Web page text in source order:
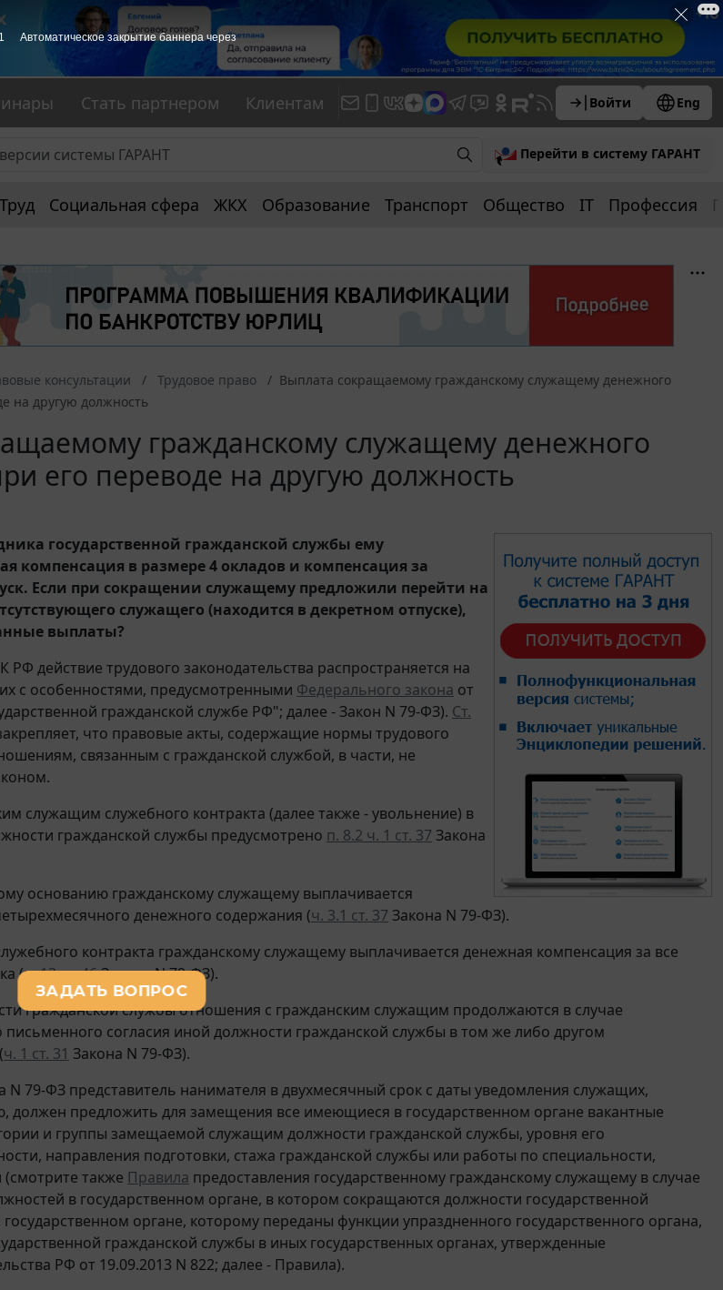
Стать партнером Клиентам Войти Eng
Перейти в систему ГАРАНТ
Труд Социальная сфера ЖКХ Образование Транспорт Общество IT Профессия
консультации Трудовое право
Выплата сокращаемому гражданскому служащему денежного
на другую должность
гражданскому служащему денежного
его переводе на другую должность
государственной гражданской службы ему
компенсация в размере 4 окладов и компенсация за
Если при сокращении служащему предложили перейти на
служащего (находится в декретном отпуске),
выплаты?
РФ действие трудового законодательства распространяется на
с особенностями, предусмотренными Федерального закона от
гражданской службе РФ"; далее - Закон N 79-ФЗ). Ст.
что правовые акты, содержащие нормы трудового
связанным с гражданской службой, в части, не
служащим служебного контракта (далее также - увольнение) в
гражданской службы предусмотрено п. 8.2 ч. 1 ст. 37 Закона
основанию гражданскому служащему выплачивается
денежного содержания (ч. 3.1 ст. 37 Закона N 79-ФЗ).
контракта гражданскому служащему выплачивается денежная компенсация за все
(ч. 13 ст. 46Закона N 79-ФЗ).
гражданской службы отношения с гражданским служащим продолжаются в случае
письменного согласия иной должности гражданской службы в том же либо другом
ч. 1 ст. 31 Закона N 79-ФЗ).
N 79-ФЗ представитель нанимателя в двухмесячный срок с даты уведомления служащих,
предложить для замещения все имеющиеся в государственном органе вакантные
и группы замещаемой служащим должности гражданской службы, уровня его
направления подготовки, стажа гражданской службы или работы по специальности,
также Правила предоставления государственному гражданскому служащему в случае
в государственном органе, в котором сокращаются должности государственной
органе, которому переданы функции упраздненного государственного органа,
гражданской службы в иных государственных органах, утвержденные
РФ от 19.09.2013 N 822; далее - Правила).
1 Автоматическое закрытие баннера через